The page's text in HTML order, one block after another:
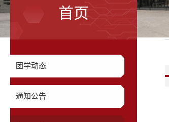
首页
团学动态
通知公告